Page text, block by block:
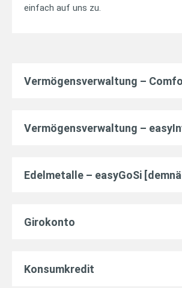
einfach auf uns zu.
Vermögensverwaltung –
Vermögensverwaltung –
Edelmetalle – easyGoSi
Girokonto
Konsumkredit